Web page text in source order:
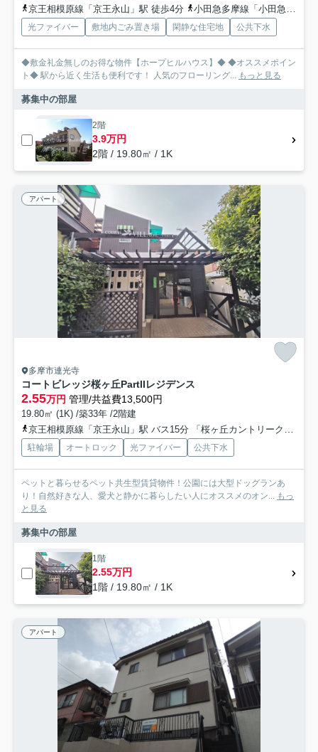
京王相模原線「京王永山」駅 徒歩4分
小田急多摩線「小田急永山」駅 徒歩4分
光ファイバー 敷地内ごみ置き場 閑静な住宅地 公共下水
◆敷金礼金無しのお得な物件【ホープヒルハウス】◆ ◆オススメポイン
ト◆ 駅から近く生活も便利です！ 人気のフローリング... もっと見る
募集中の部屋
2階
3.9万円
2階 / 19.80㎡ / 1K
アパート
多摩市連光寺
コートビレッジ桜ヶ丘PartIIレジデンス
2.55万円 管理/共益費13,500円
19.80㎡ (1K) /築33年 /2階建
京王相模原線「京王永山」駅 バス15分 「桜ヶ丘カントリークラブ」 停歩1分
駐輪場 オートロック 光ファイバー 公共下水
ペットと暮らせるペット共生型賃貸物件！公園には大型ドッグランあ
り！自然好きな人、愛犬と静かに暮らしたい人にオススメのオン... もっ
と見る
募集中の部屋
1階
2.55万円
1階 / 19.80㎡ / 1K
アパート